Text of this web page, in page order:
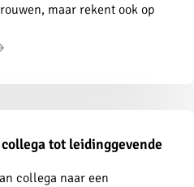
maar rekent ook op
tot leidinggevende
collega naar een